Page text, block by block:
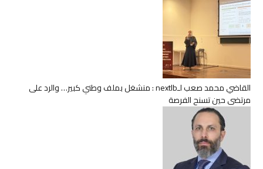
القاضي محمد صعب لـnextlb : منشغل بملف وطني كبير… والرد على
مرتضى حين تسنح الفرصة